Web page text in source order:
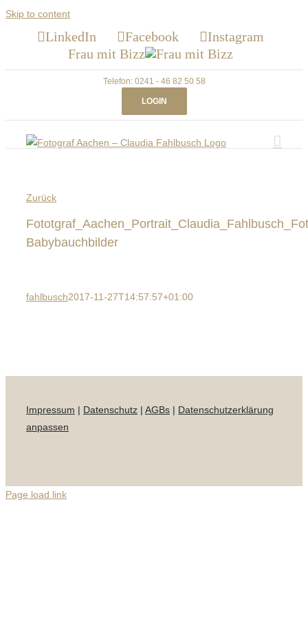
Skip to content
LinkedIn Facebook
Instagram
Frau mit Bizz
Telefon: 0241 - 46 82 50 58
LOGIN
Zurück
Babybauchbilder
fahlbusch2017-11-27T14:57:57+01:00
Impressum | Datenschutz | AGBs | Datenschutzerklärung
anpassen
Page load link